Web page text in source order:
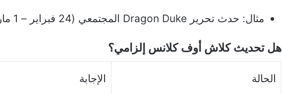
مثال: حدث تحرير Dragon Duke المجتمعي (24 فبراير – 1 مارس)
هل تحديث كلاش أوف كلانس إلزامي؟
الحالة الإجابة